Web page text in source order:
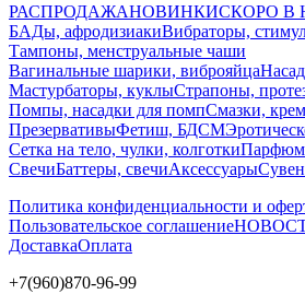
РАСПРОДАЖАНОВИНКИСКОРО В
БАДы, афродизиакиВибраторы,
Тампоны, менструальные чаши
Вагинальные шарики, виброяйца
Мастурбаторы, куклыСтрапоны,
Помпы, насадки для помпСмазки,
ПрезервативыФетиш, БДСМ
Сетка на тело, чулки, колготки
СвечиБаттеры, свечиАксессуары
Политика конфиденциальности и
Пользовательское соглашение
ДоставкаОплата
+7(960)870-96-99